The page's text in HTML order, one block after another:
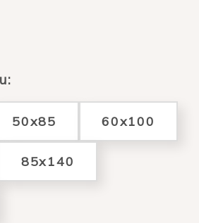
50x85 60x100
85x140